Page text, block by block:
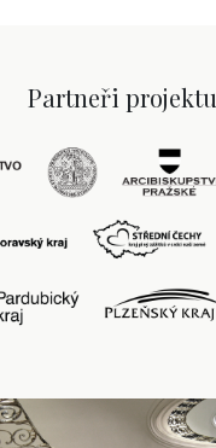
Partneři projektu